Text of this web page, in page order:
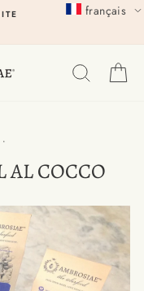
·
AL COCCO
français